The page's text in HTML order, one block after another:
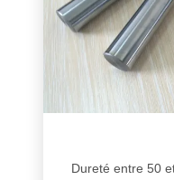
Dureté entre 50